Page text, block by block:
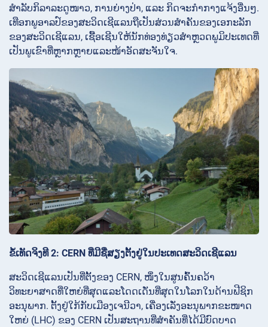
ສຳລັບກິລາລະດູໜາວ, ການຍ່າງປ່າ, ແລະ ກິດຈະກຳກາງແຈ້ງອື່ນໆ.
ເທືອກພູອາລປ໌ຂອງສະວິດເຊີແລນຖືເປັນສ່ວນສຳຄັນຂອງເອກະລັກ
ຂອງສະວິດເຊີແລນ, ເຊື້ອເຊີນໃຫ້ນັກທ່ອງທ່ຽວສຳຫຼວດພູມິປະເທດທີ່
ເປັນພູເຂົາທີ່ຫຼາກຫຼາຍແລະໜ້າອັດສະຈັນໃຈ.
ຂໍ້ເທັດຈິງທີ 2: CERN ທີ່ມີຊື່ສຽງຕັ້ງຢູ່ໃນປະເທດສະວິດເຊີແລນ
ສະວິດເຊີແລນເປັນທີ່ຕັ້ງຂອງ CERN, ໜຶ່ງໃນສູນຄົ້ນຄວ້າ
ວິທະຍາສາດທີ່ໃຫຍ່ທີ່ສຸດແລະໂດດເດັ່ນທີ່ສຸດໃນໂລກໃນດ້ານຟີຊິກ
ອະນຸພາກ. ຕັ້ງຢູ່ໃກ້ກັບເມືອງເຈນີວາ, ເຄື່ອງເລັ່ງອະນຸພາກຂະໜາດ
ໃຫຍ່ (LHC) ຂອງ CERN ເປັນສະຖານທີ່ສຳຄັນທີ່ໄດ້ມີບົດບາດ